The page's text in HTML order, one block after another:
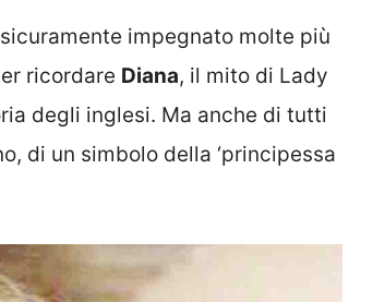
impegnato molte più
ricordare Diana, il mito di Lady
degli inglesi. Ma anche di tutti
di un simbolo della ‘principessa